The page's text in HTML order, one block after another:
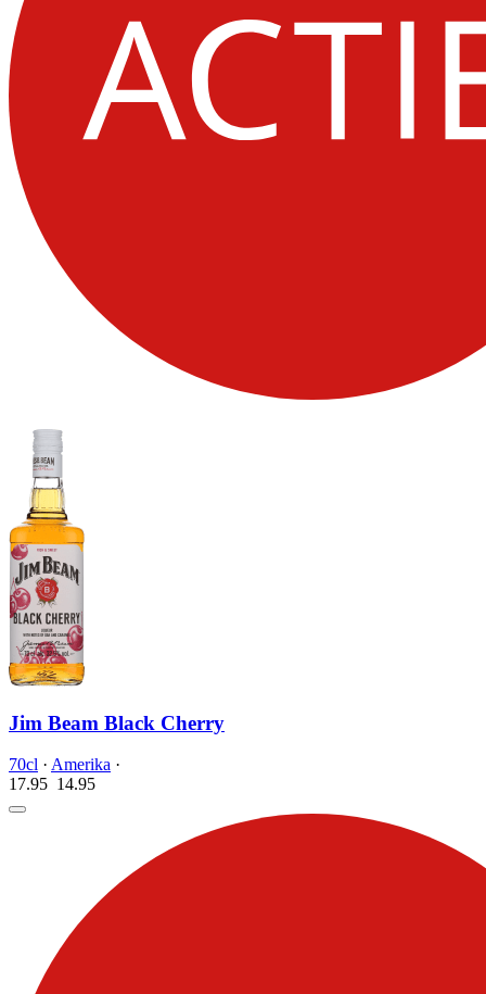
Jim Beam Black Cherry
70cl · Amerika ·
17.95 14.95